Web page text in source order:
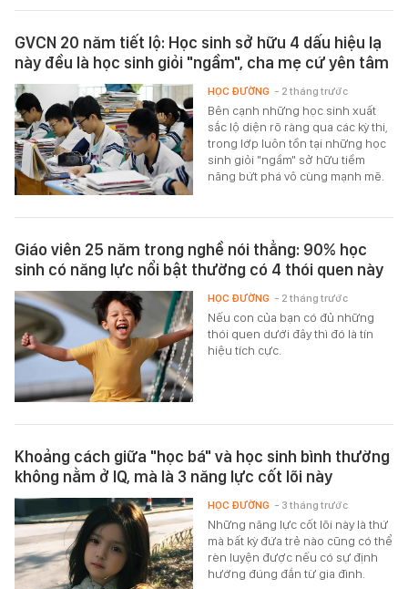
GVCN 20 năm tiết lộ: Học sinh sở hữu 4 dấu hiệu lạ
này đều là học sinh giỏi "ngầm", cha mẹ cứ yên tâm
Bên cạnh những học sinh xuất
sắc lộ diện rõ ràng qua các kỳ thi,
trong lớp luôn tồn tại những học
sinh giỏi "ngầm" sở hữu tiềm
năng bứt phá vô cùng mạnh mẽ.
HỌC ĐƯỜNG - 2 tháng trước
Giáo viên 25 năm trong nghề nói thẳng: 90% học
sinh có năng lực nổi bật thường có 4 thói quen này
Nếu con của bạn có đủ những
thói quen dưới đây thì đó là tín
hiệu tích cực.
HỌC ĐƯỜNG - 2 tháng trước
Khoảng cách giữa "học bá" và học sinh bình thường
không nằm ở IQ, mà là 3 năng lực cốt lõi này
Những năng lực cốt lõi này là thứ
mà bất kỳ đứa trẻ nào cũng có thể
rèn luyện được nếu có sự định
hướng đúng đắn từ gia đình.
HỌC ĐƯỜNG - 3 tháng trước